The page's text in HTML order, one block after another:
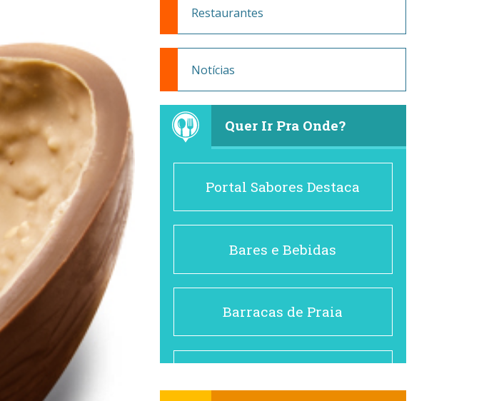
Restaurantes
Notícias
Quer Ir Pra Onde?
Portal Sabores Destaca
Bares e Bebidas
Barracas de Praia